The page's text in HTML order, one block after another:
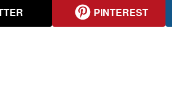
PINTEREST